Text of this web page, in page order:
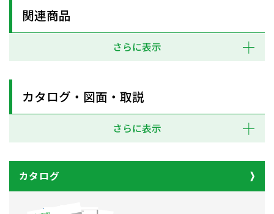
関連商品
さらに表示
カタログ・図面・取説
さらに表示
カタログ